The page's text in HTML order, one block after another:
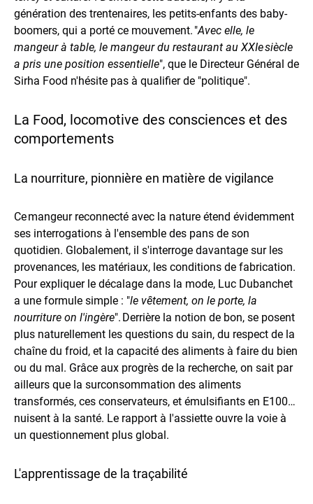
génération des trentenaires, les petits-enfants des baby-
boomers, qui a porté ce mouvement. "Avec elle, le
mangeur à table, le mangeur du restaurant au XXIe siècle
a pris une position essentielle", que le Directeur Général de
Sirha Food n'hésite pas à qualifier de "politique".
La Food, locomotive des consciences et des
comportements
La nourriture, pionnière en matière de vigilance
Ce mangeur reconnecté avec la nature étend évidemment
ses interrogations à l'ensemble des pans de son
quotidien. Globalement, il s'interroge davantage sur les
provenances, les matériaux, les conditions de fabrication.
Pour expliquer le décalage dans la mode, Luc Dubanchet
a une formule simple : "le vêtement, on le porte, la
nourriture on l'ingère". Derrière la notion de bon, se posent
plus naturellement les questions du sain, du respect de la
chaîne du froid, et la capacité des aliments à faire du bien
ou du mal. Grâce aux progrès de la recherche, on sait par
ailleurs que la surconsommation des aliments
transformés, ces conservateurs, et émulsifiants en E100…
nuisent à la santé. Le rapport à l'assiette ouvre la voie à
un questionnement plus global.
L'apprentissage de la traçabilité